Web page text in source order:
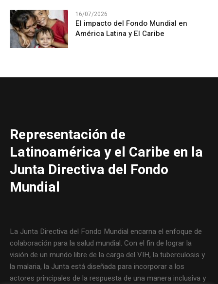
16/07/2026
El impacto del Fondo Mundial en
América Latina y El Caribe
Representación de
Latinoamérica y el Caribe en la
Junta Directiva del Fondo
Mundial
La Junta Directiva del Fondo Mundial encarna el enfoque de
colaboración para la salud mundial. Con el fin de lograr la
visión de un mundo libre de la carga del VIH, la tuberculosis y
la malaria, la Junta está diseñada para incorporar a los
actores principales de la respuesta de una manera inclusiva y